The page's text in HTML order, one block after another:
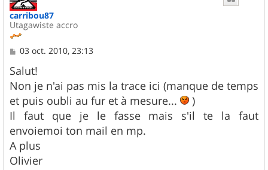
carribou87
Utagawiste accro
M
s
s
a
g
e
03 oct. 2010, 23:13
Salut!
Non je n'ai pas mis la trace ici (manque de temps
et puis oubli au fur et à mesure...
)
Il faut que je le fasse mais s'il te la faut
envoiemoi ton mail en mp.
A plus
Olivier